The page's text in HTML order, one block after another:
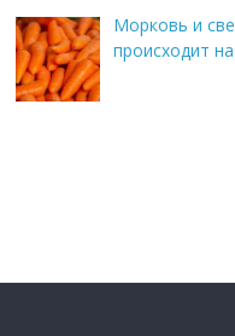
Морковь и
происходит